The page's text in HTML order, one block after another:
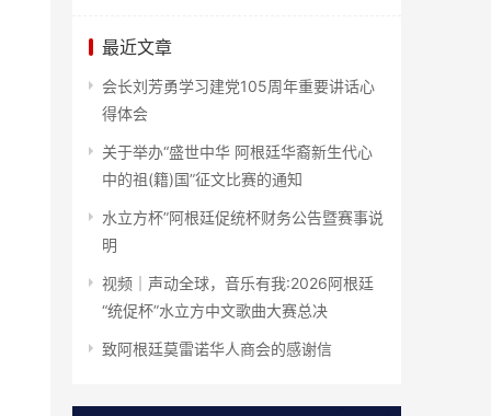
最近文章
会长刘芳勇学习建党105周年重要讲话心
得体会
关于举办“盛世中华 阿根廷华裔新生代心
中的祖(籍)国”征文比赛的通知
水立方杯”阿根廷促统杯财务公告暨赛事说
明
视频｜声动全球，音乐有我:2026阿根廷
“统促杯”水立方中文歌曲大赛总决
致阿根廷莫雷诺华人商会的感谢信